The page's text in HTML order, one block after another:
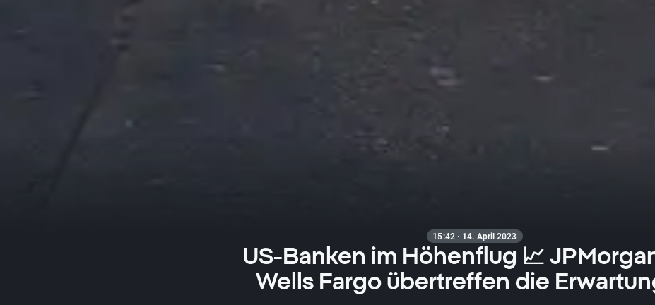
15:42 · 14. April 2023
US-Banken im Höhenflug 📈
Wells Fargo übertreffen die